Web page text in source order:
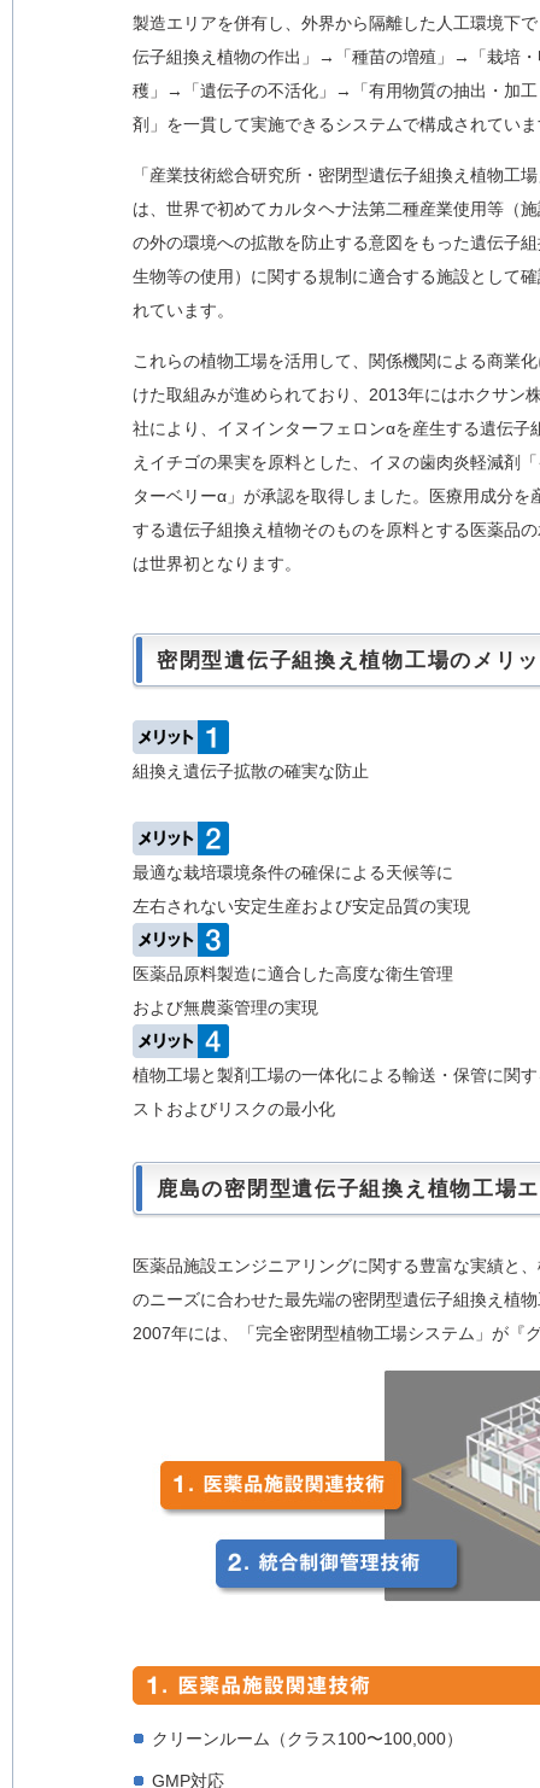
製造エリアを併有し、外界から隔離した人工環境下
伝子組換え植物の作出」→「種苗の増殖」→「栽培
穫」→「遺伝子の不活化」→「有用物質の抽出・加工
剤」を一貫して実施できるシステムで構成されてい
「産業技術総合研究所・密閉型遺伝子組換え植物工
は、世界で初めてカルタヘナ法第二種産業使用等（
の外の環境への拡散を防止する意図をもった遺伝子
生物等の使用）に関する規制に適合する施設として
れています。
これらの植物工場を活用して、関係機関による商業
けた取組みが進められており、2013年にはホクサン
社により、イヌインターフェロンαを産生する遺伝子
えイチゴの果実を原料とした、イヌの歯肉炎軽減剤
ターベリーα」が承認を取得しました。医療用成分を
する遺伝子組換え植物そのものを原料とする医薬品
は世界初となります。
密閉型遺伝子組換え植物工場のメリ
組換え遺伝子拡散の確実な防止
最適な栽培環境条件の確保による天候等に
左右されない安定生産および安定品質の実現
医薬品原料製造に適合した高度な衛生管理
および無農薬管理の実現
植物工場と製剤工場の一体化による輸送・保管に関
ストおよびリスクの最小化
鹿島の密閉型遺伝子組換え植物工場
医薬品施設エンジニアリングに関する豊富な実績と
のニーズに合わせた最先端の密閉型遺伝子組換え植
2007年には、「完全密閉型植物工場システム」が『
クリーンルーム（クラス100〜100,000）
GMP対応